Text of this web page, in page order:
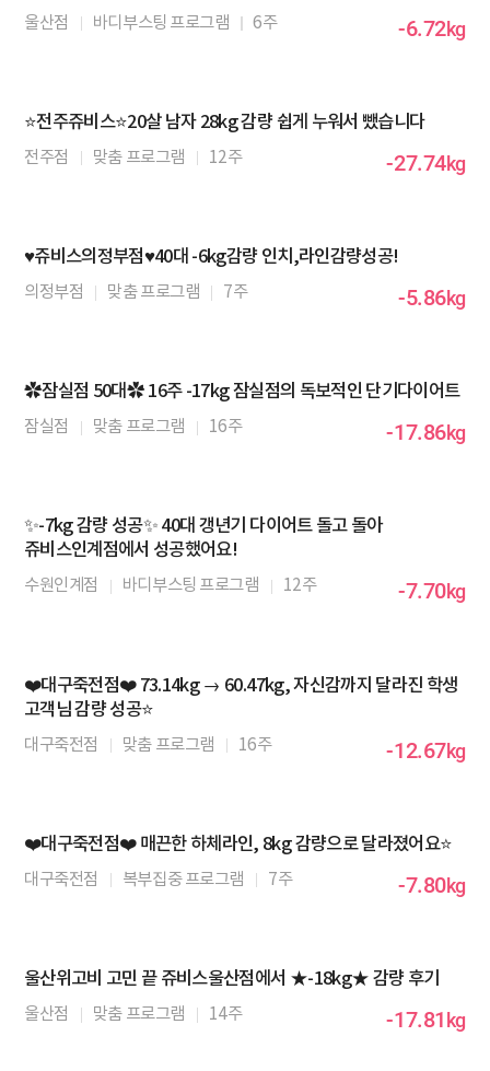
울산점 바디부스팅 프로그램 6주 -6.72kg
⭐전주쥬비스⭐20살 남자 28kg 감량 쉽게 누워서 뺐습니다
전주점 맞춤 프로그램 12주 -27.74kg
♥️쥬비스의정부점♥️40대 -6kg감량 인치,라인감량성공!
의정부점 맞춤 프로그램 7주 -5.86kg
✿잠실점 50대✿ 16주 -17kg 잠실점의 독보적인 단기다이어트
잠실점 맞춤 프로그램 16주 -17.86kg
✨-7kg 감량 성공✨ 40대 갱년기 다이어트 돌고 돌아
쥬비스인계점에서 성공했어요!
수원인계점 바디부스팅 프로그램 12주 -7.70kg
❤️대구죽전점❤️ 73.14kg → 60.47kg, 자신감까지 달라진 학생
고객님 감량 성공⭐
대구죽전점 맞춤 프로그램 16주 -12.67kg
❤️대구죽전점❤️ 매끈한 하체라인, 8kg 감량으로 달라졌어요⭐
대구죽전점 복부집중 프로그램 7주 -7.80kg
울산위고비 고민 끝 쥬비스울산점에서 ★-18kg★ 감량 후기
울산점 맞춤 프로그램 14주 -17.81 kg